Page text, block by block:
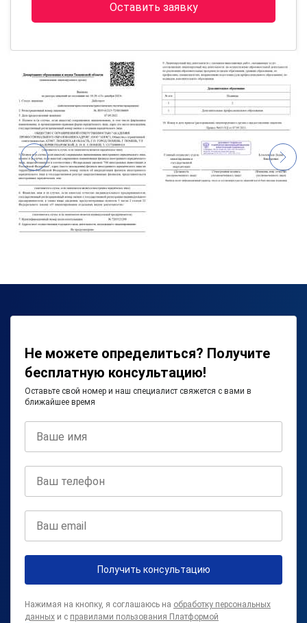
Оставить заявку
Не можете определиться? Получите
бесплатную консультацию!
Оставьте свой номер и наш специалист свяжется с вами в
ближайшее время
Получить консультацию
Нажимая на кнопку, я соглашаюсь на обработку персональных
данных и с правилами пользования Платформой